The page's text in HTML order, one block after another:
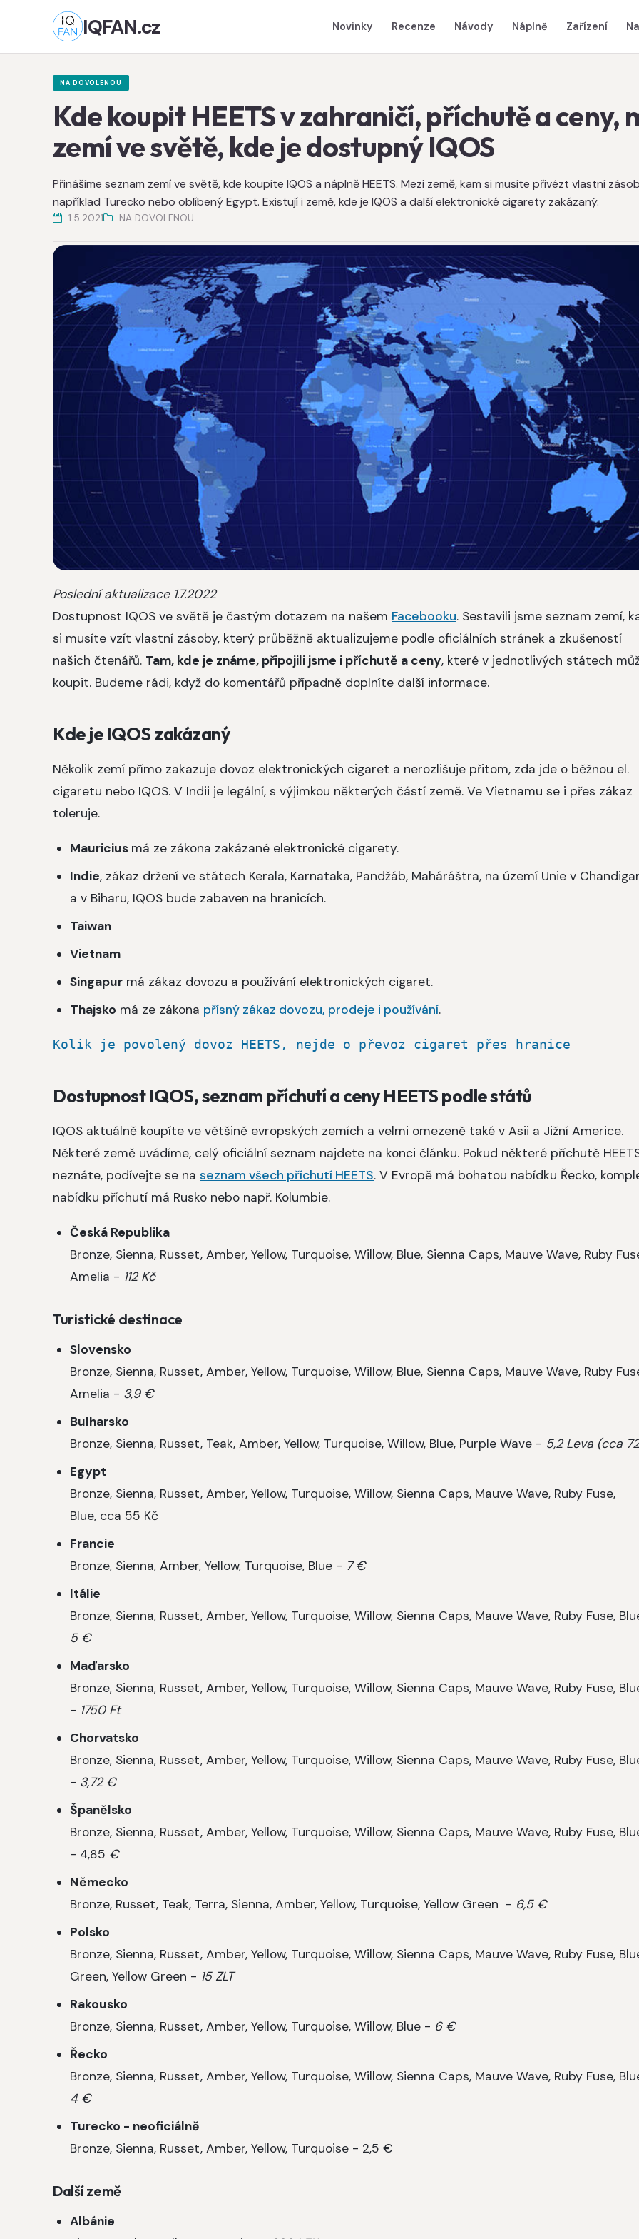
IQFAN.cz Novinky Recenze Návody Náplně Zařízení
NA DOVOLENOU
Kde koupit HEETS v zahraničí, příchutě a ceny,
zemí ve světě, kde je dostupný IQOS
Přinášíme seznam zemí ve světě, kde koupíte IQOS a náplně HEETS. Mezi země, kam si musíte přivézt vlastní
například Turecko nebo oblíbený Egypt. Existují i země, kde je IQOS a další elektronické cigarety zakázaný.
1.5.2021 NA DOVOLENOU
Poslední aktualizace 1.7.2022
Dostupnost IQOS ve světě je častým dotazem na našem Facebooku. Sestavili jsme seznam zemí,
si musíte vzít vlastní zásoby, který průběžně aktualizujeme podle oficiálních stránek a zkušeností
našich čtenářů. Tam, kde je známe, připojili jsme i příchutě a ceny, které v jednotlivých státech
koupit. Budeme rádi, když do komentářů případně doplníte další informace.
Kde je IQOS zakázaný
Několik zemí přímo zakazuje dovoz elektronických cigaret a nerozlišuje přitom, zda jde o běžnou el.
cigaretu nebo IQOS. V Indii je legální, s výjimkou některých částí země. Ve Vietnamu se i přes zákaz
toleruje.
Mauricius má ze zákona zakázané elektronické cigarety.
Indie, zákaz držení ve státech Kerala, Karnataka, Pandžáb, Maháráštra, na území Unie v
a v Biharu, IQOS bude zabaven na hranicích.
Taiwan
Vietnam
Singapur má zákaz dovozu a používání elektronických cigaret.
Thajsko má ze zákona přísný zákaz dovozu, prodeje i používání.
Kolik je povolený dovoz HEETS, nejde o převoz cigaret přes hranice
Dostupnost IQOS, seznam příchutí a ceny HEETS podle států
IQOS aktuálně koupíte ve většině evropských zemích a velmi omezeně také v Asii a Jižní Americe.
Některé země uvádíme, celý oficiální seznam najdete na konci článku. Pokud některé příchutě
neznáte, podívejte se na seznam všech příchutí HEETS. V Evropě má bohatou nabídku Řecko,
nabídku příchutí má Rusko nebo např. Kolumbie.
Česká Republika
Bronze, Sienna, Russet, Amber, Yellow, Turquoise, Willow, Blue, Sienna Caps, Mauve Wave, Ruby
Amelia - 112 Kč
Turistické destinace
Slovensko
Bronze, Sienna, Russet, Amber, Yellow, Turquoise, Willow, Blue, Sienna Caps, Mauve Wave, Ruby
Amelia - 3,9 €
Bulharsko
Bronze, Sienna, Russet, Teak, Amber, Yellow, Turquoise, Willow, Blue, Purple Wave - 5,2 Leva (cca
Egypt
Bronze, Sienna, Russet, Amber, Yellow, Turquoise, Willow, Sienna Caps, Mauve Wave, Ruby Fuse,
Blue, cca 55 Kč
Francie
Bronze, Sienna, Amber, Yellow, Turquoise, Blue - 7 €
Itálie
Bronze, Sienna, Russet, Amber, Yellow, Turquoise, Willow, Sienna Caps, Mauve Wave, Ruby Fuse,
5 €
Maďarsko
Bronze, Sienna, Russet, Amber, Yellow, Turquoise, Willow, Sienna Caps, Mauve Wave, Ruby Fuse,
- 1750 Ft
Chorvatsko
Bronze, Sienna, Russet, Amber, Yellow, Turquoise, Willow, Sienna Caps, Mauve Wave, Ruby Fuse,
- 3,72 €
Španělsko
Bronze, Sienna, Russet, Amber, Yellow, Turquoise, Willow, Sienna Caps, Mauve Wave, Ruby Fuse,
- 4,85 €
Německo
Bronze, Russet, Teak, Terra, Sienna, Amber, Yellow, Turquoise, Yellow Green - 6,5 €
Polsko
Bronze, Sienna, Russet, Amber, Yellow, Turquoise, Willow, Sienna Caps, Mauve Wave, Ruby Fuse,
Green, Yellow Green - 15 ZLT
Rakousko
Bronze, Sienna, Russet, Amber, Yellow, Turquoise, Willow, Blue - 6 €
Řecko
Bronze, Sienna, Russet, Amber, Yellow, Turquoise, Willow, Sienna Caps, Mauve Wave, Ruby Fuse,
4 €
Turecko - neoficiálně
Bronze, Sienna, Russet, Amber, Yellow, Turquoise - 2,5 €
Další země
Albánie